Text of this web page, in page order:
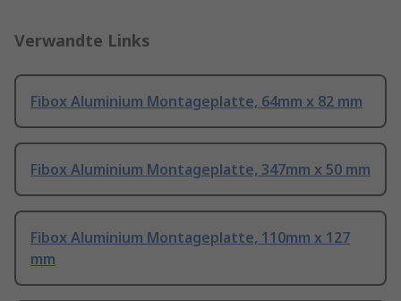
Verwandte Links
Fibox Aluminium Montageplatte, 64mm x 82 mm
Fibox Aluminium Montageplatte, 347mm x 50 mm
Fibox Aluminium Montageplatte, 110mm x 127
mm